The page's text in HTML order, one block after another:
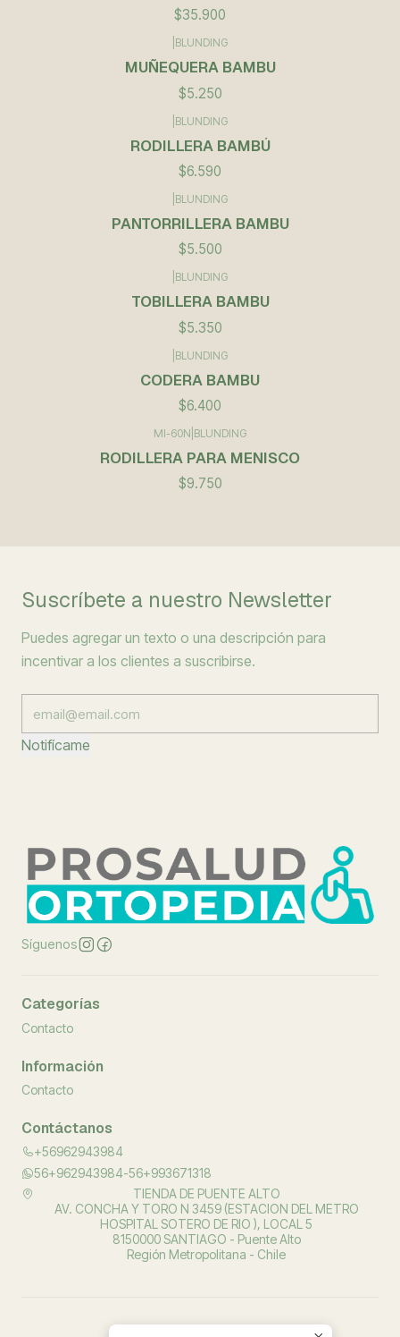
$35.900
BLUNDING
MUÑEQUERA BAMBU
$5.250
BLUNDING
RODILLERA BAMBÚ
$6.590
BLUNDING
PANTORRILLERA BAMBU
$5.500
BLUNDING
TOBILLERA BAMBU
$5.350
BLUNDING
CODERA BAMBU
$6.400
MI-60N BLUNDING
RODILLERA PARA MENISCO
$9.750
Suscríbete a nuestro Newsletter
Puedes agregar un texto o una descripción para
incentivar a los clientes a suscribirse.
Notifícame
Síguenos
Categorías
Contacto
Información
Contacto
Contáctanos
+56962943984
56+962943984-56+993671318
TIENDA DE PUENTE ALTO
AV. CONCHA Y TORO N 3459 (ESTACION DEL METRO
HOSPITAL SOTERO DE RIO ), LOCAL 5
8150000 SANTIAGO - Puente Alto
Región Metropolitana - Chile